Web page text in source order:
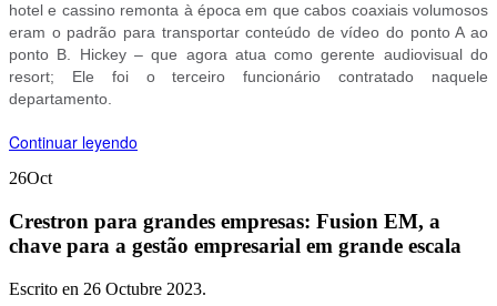
hotel e cassino remonta à época em que cabos coaxiais volumosos
eram o padrão para transportar conteúdo de vídeo do ponto A ao
ponto B. Hickey – que agora atua como gerente audiovisual do
resort; Ele foi o terceiro funcionário contratado naquele
departamento.
Continuar leyendo
26Oct
Crestron para grandes empresas: Fusion EM, a
chave para a gestão empresarial em grande escala
Escrito en 26 Octubre 2023.